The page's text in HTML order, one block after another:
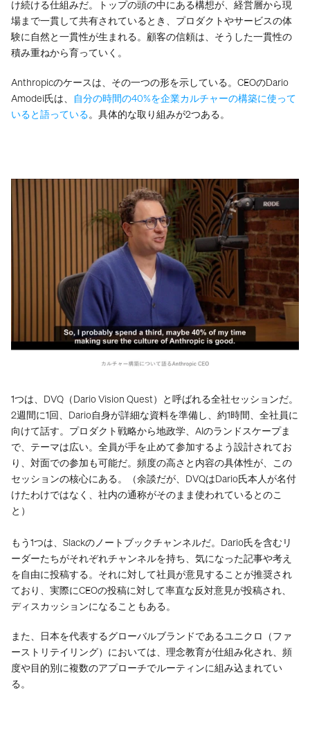
け続ける仕組みだ。トップの頭の中にある構想が、経営層から現
場まで一貫して共有されているとき、プロダクトやサービスの体
験に自然と一貫性が生まれる。顧客の信頼は、そうした一貫性の
積み重ねから育っていく。
Anthropicのケースは、その一つの形を示している。CEOのDario
Amodei氏は、
自分の時間の40%を企業カルチャーの構築に使って
いると語っている。具体的な取り組みが2つある。
1つは、DVQ（Dario Vision Quest）と呼ばれる全社セッションだ。
2週間に1回、Dario自身が詳細な資料を準備し、約1時間、全社員に
向けて話す。プロダクト戦略から地政学、AIのランドスケープま
で、テーマは広い。全員が手を止めて参加するよう設計されてお
り、対面での参加も可能だ。頻度の高さと内容の具体性が、この
セッションの核心にある。（余談だが、DVQはDario氏本人が名付
けたわけではなく、社内の通称がそのまま使われているとのこ
と）
もう1つは、Slackのノートブックチャンネルだ。Dario氏を含むリ
ーダーたちがそれぞれチャンネルを持ち、気になった記事や考え
を自由に投稿する。それに対して社員が意見することが推奨され
ており、実際にCEOの投稿に対して率直な反対意見が投稿され、
ディスカッションになることもある。
また、日本を代表するグローバルブランドであるユニクロ（ファ
ーストリテイリング）においては、理念教育が仕組み化され、頻
度や目的別に複数のアプローチでルーティンに組み込まれてい
る。